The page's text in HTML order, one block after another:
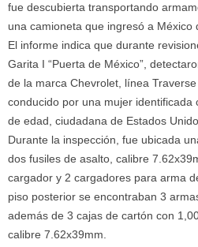
fue descubierta transportando
una camioneta que ingresó a México
El informe indica que durante
Garita I “Puerta de México”,
de la marca Chevrolet, línea Traverse
conducido por una mujer identificada
de edad, ciudadana de Estados
Durante la inspección, fue ubicada
dos fusiles de asalto, calibre
cargador y 2 cargadores para arma
piso posterior se encontraban 3
además de 3 cajas de cartón con
calibre 7.62x39mm.